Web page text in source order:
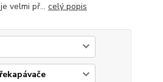
velmi př... celý popis